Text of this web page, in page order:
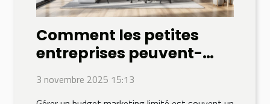
Comment les petites
entreprises peuvent-
elles optimiser leur
budget marketing ?
3 novembre 2025 15:13